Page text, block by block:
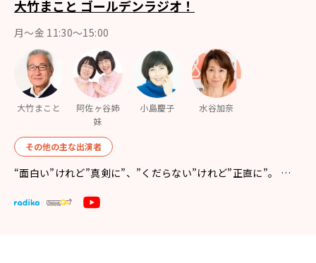
大竹まこと ゴールデンラジオ！
月〜金 11:30～15:00
大竹まこと
阿佐ヶ谷姉
妹
小島慶子 水谷加奈
その他の主な出演者
“面白い”けれど”真剣に”、”くだらない”けれど”正直に”。 …